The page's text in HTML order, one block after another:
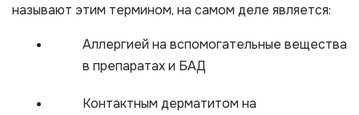
называют этим термином, на самом деле является:
Аллергией на вспомогательные вещества
в препаратах и БАД
Контактным дерматитом на